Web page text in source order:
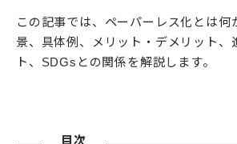
この記事では、ペーパーレス化とは何
景、具体例、メリット・デメリット、
ト、SDGsとの関係を解説します。
目次